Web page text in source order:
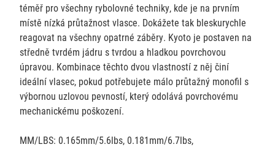
téměř pro všechny rybolovné techniky, kde je na prvním
místě nízká průtažnost vlasce. Dokážete tak bleskurychle
reagovat na všechny opatrné záběry. Kyoto je postaven na
středně tvrdém jádru s tvrdou a hladkou povrchovou
úpravou. Kombinace těchto dvou vlastností z něj činí
ideální vlasec, pokud potřebujete málo průtažný monofil s
výbornou uzlovou pevností, který odolává povrchovému
mechanickému poškození.
MM/LBS: 0.165mm/5.6lbs, 0.181mm/6.7lbs,